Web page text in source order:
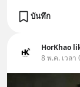
บันทึก
HorKhao
8 พ.ค. เวลา